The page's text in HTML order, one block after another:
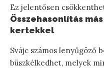
Ez jelentősen
Összehasonlítás
kertekkel
Svájc számos lenyűgöző
büszkélkedhet, melyek